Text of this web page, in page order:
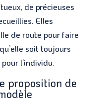
de précieuses
Elles
de route pour faire
soit toujours
l’individu.
proposition de